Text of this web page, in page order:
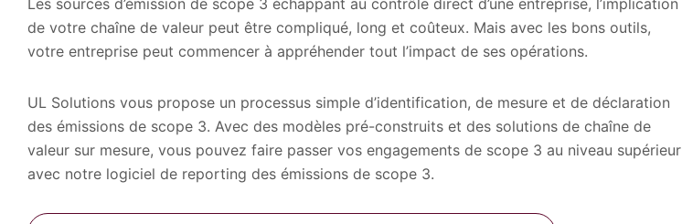
Les sources d’émission de scope 3 échappant au contrôle direct d’une entreprise, l’implication
de votre chaîne de valeur peut être compliqué, long et coûteux. Mais avec les bons outils,
votre entreprise peut commencer à appréhender tout l’impact de ses opérations.
UL Solutions vous propose un processus simple d’identification, de mesure et de déclaration
des émissions de scope 3. Avec des modèles pré-construits et des solutions de chaîne de
valeur sur mesure, vous pouvez faire passer vos engagements de scope 3 au niveau supérieur
avec notre logiciel de reporting des émissions de scope 3.